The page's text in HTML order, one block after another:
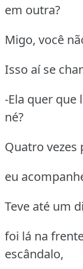
em outra?
Migo, você
Isso aí se
-Ela quer que
né?
Quatro vezes
eu
Teve até um
foi lá na
escândalo,